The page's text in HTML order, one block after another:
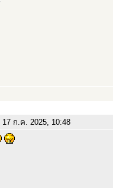
17 ก.ค. 2025, 10:48